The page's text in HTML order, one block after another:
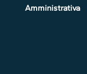
Amministrativa